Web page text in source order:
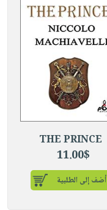
THE PRINCE
11.00$
أضف إلى الطلبية